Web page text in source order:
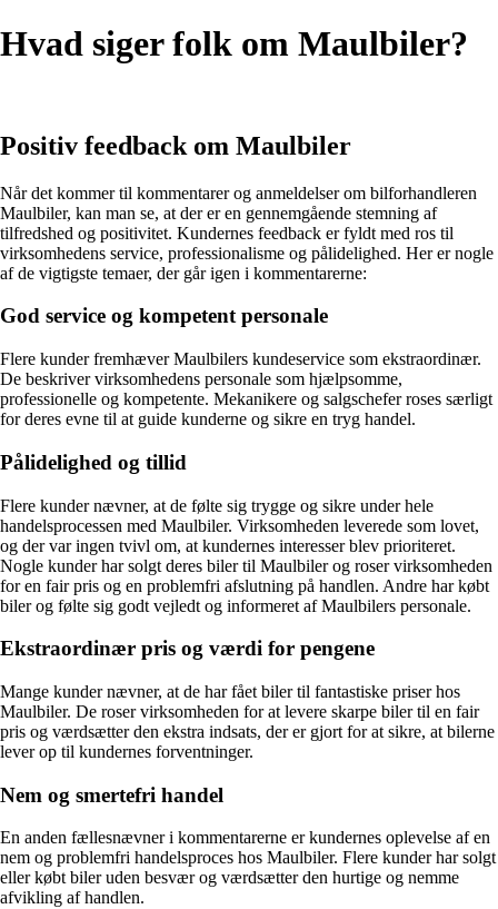
Hvad siger folk om Maulbiler?
Positiv feedback om Maulbiler
Når det kommer til kommentarer og anmeldelser om bilforhandleren
Maulbiler, kan man se, at der er en gennemgående stemning af
tilfredshed og positivitet. Kundernes feedback er fyldt med ros til
virksomhedens service, professionalisme og pålidelighed. Her er nogle
af de vigtigste temaer, der går igen i kommentarerne:
God service og kompetent personale
Flere kunder fremhæver Maulbilers kundeservice som ekstraordinær.
De beskriver virksomhedens personale som hjælpsomme,
professionelle og kompetente. Mekanikere og salgschefer roses særligt
for deres evne til at guide kunderne og sikre en tryg handel.
Pålidelighed og tillid
Flere kunder nævner, at de følte sig trygge og sikre under hele
handelsprocessen med Maulbiler. Virksomheden leverede som lovet,
og der var ingen tvivl om, at kundernes interesser blev prioriteret.
Nogle kunder har solgt deres biler til Maulbiler og roser virksomheden
for en fair pris og en problemfri afslutning på handlen. Andre har købt
biler og følte sig godt vejledt og informeret af Maulbilers personale.
Ekstraordinær pris og værdi for pengene
Mange kunder nævner, at de har fået biler til fantastiske priser hos
Maulbiler. De roser virksomheden for at levere skarpe biler til en fair
pris og værdsætter den ekstra indsats, der er gjort for at sikre, at bilerne
lever op til kundernes forventninger.
Nem og smertefri handel
En anden fællesnævner i kommentarerne er kundernes oplevelse af en
nem og problemfri handelsproces hos Maulbiler. Flere kunder har solgt
eller købt biler uden besvær og værdsætter den hurtige og nemme
afvikling af handlen.